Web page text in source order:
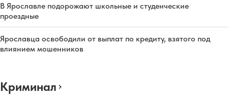
В Ярославле подорожают школьные и студенческие
проездные
Ярославца освободили от выплат по кредиту, взятого под
влиянием мошенников
Криминал